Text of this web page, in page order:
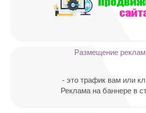
Ваш адрес email не будет
опубликован.
Размещение
- это трафик вам или
Реклама на баннере в